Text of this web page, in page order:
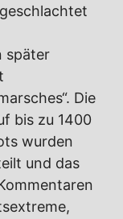
später
Die
bis zu 1400
wurden
und das